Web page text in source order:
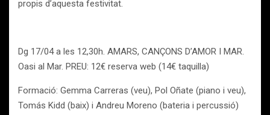
propis d’aquesta festivitat.
Dg 17/04 a les 12,30h. AMARS, CANÇONS D’AMOR I MAR.
Oasi al Mar. PREU: 12€ reserva web (14€ taquilla)
Formació: Gemma Carreras (veu), Pol Oñate (piano i veu),
Tomás Kidd (baix) i Andreu Moreno (bateria i percussió)